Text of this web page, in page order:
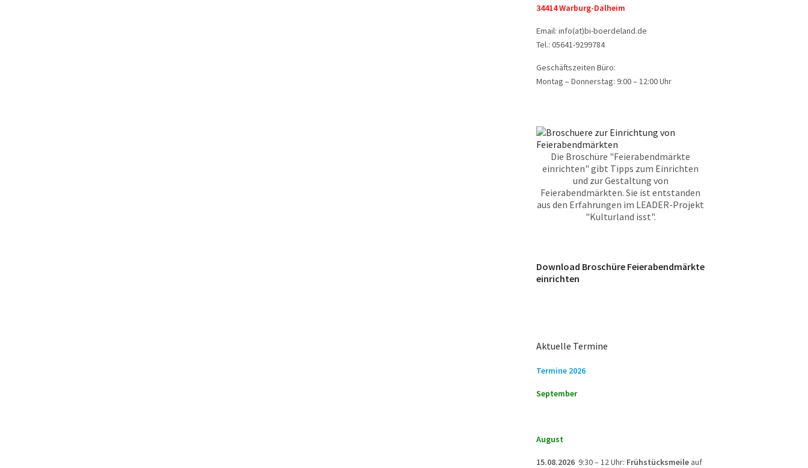
34414 Warburg-Dalheim
Email: info(at)bi-boerdeland.de
Tel.: 05641-9299784
Geschäftszeiten Büro:
Montag – Donnerstag: 9:00 – 12:00 Uhr
Die Broschüre "Feierabendmärkte
einrichten" gibt Tipps zum Einrichten
und zur Gestaltung von
Feierabendmärkten. Sie ist entstanden
aus den Erfahrungen im LEADER-Projekt
"Kulturland isst".
Download Broschüre Feierabendmärkte
einrichten
Aktuelle Termine
Termine 2026
September
August
15.08.2026 9:30 – 12 Uhr: Frühstücksmeile auf